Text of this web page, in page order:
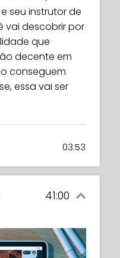
seu instrutor de
vai descobrir por
que
decente em
conseguem
essa vai ser
03:53
41:00